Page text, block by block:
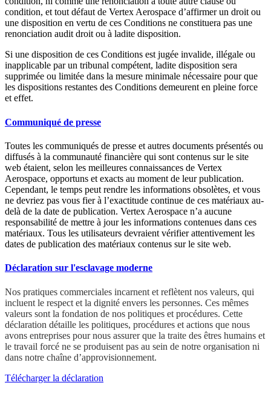
condition, et tout défaut de Vertex Aerospace d’affirmer un droit ou
une disposition en vertu de ces Conditions ne constituera pas une
renonciation audit droit ou à ladite disposition.
Si une disposition de ces Conditions est jugée invalide, illégale ou
inapplicable par un tribunal compétent, ladite disposition sera
supprimée ou limitée dans la mesure minimale nécessaire pour que
les dispositions restantes des Conditions demeurent en pleine force
et effet.
Communiqué de presse
Toutes les communiqués de presse et autres documents présentés ou
diffusés à la communauté financière qui sont contenus sur le site
web étaient, selon les meilleures connaissances de Vertex
Aerospace, opportuns et exacts au moment de leur publication.
Cependant, le temps peut rendre les informations obsolètes, et vous
ne devriez pas vous fier à l’exactitude continue de ces matériaux au-
delà de la date de publication. Vertex Aerospace n’a aucune
responsabilité de mettre à jour les informations contenues dans ces
matériaux. Tous les utilisateurs devraient vérifier attentivement les
dates de publication des matériaux contenus sur le site web.
Déclaration sur l'esclavage moderne
Nos pratiques commerciales incarnent et reflètent nos valeurs, qui
incluent le respect et la dignité envers les personnes. Ces mêmes
valeurs sont la fondation de nos politiques et procédures. Cette
déclaration détaille les politiques, procédures et actions que nous
avons entreprises pour nous assurer que la traite des êtres humains et
le travail forcé ne se produisent pas au sein de notre organisation ni
dans notre chaîne d’approvisionnement.
Télécharger la déclaration